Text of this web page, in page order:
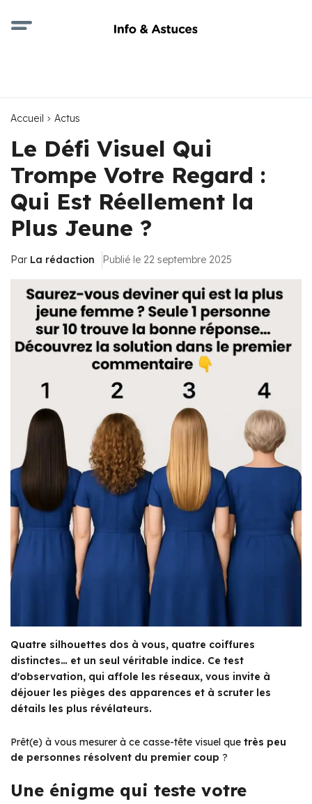
Accueil Actus
Le Défi Visuel Qui
Trompe Votre Regard :
Qui Est Réellement la
Plus Jeune ?
Par La rédaction Publié le 22 septembre 2025
Quatre silhouettes dos à vous, quatre coiffures
distinctes… et un seul véritable indice. Ce test
d'observation, qui affole les réseaux, vous invite à
déjouer les pièges des apparences et à scruter les
détails les plus révélateurs.
Prêt(e) à vous mesurer à ce casse-tête visuel que très peu
de personnes résolvent du premier coup ?
Une énigme qui teste votre